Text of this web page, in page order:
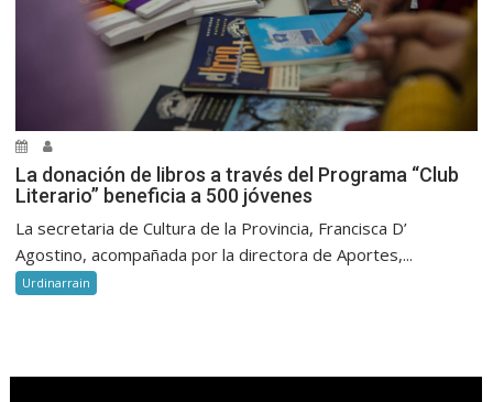
La donación de libros a través del Programa “Club
Literario” beneficia a 500 jóvenes
La secretaria de Cultura de la Provincia, Francisca D’
Agostino, acompañada por la directora de Aportes,...
Urdinarrain